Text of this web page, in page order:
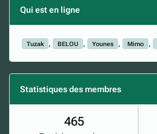
Qui est en ligne
Tuzak BELOU Younes Mimo
Statistiques des membres
465